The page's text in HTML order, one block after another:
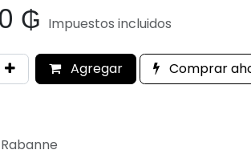
₲ Impuestos incluidos
Agregar Comprar